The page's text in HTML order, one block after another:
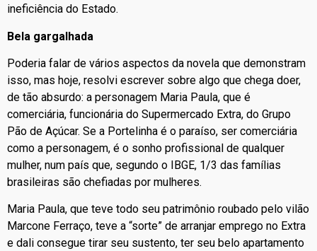
ineficiência do Estado.
Bela gargalhada
Poderia falar de vários aspectos da novela que demonstram
isso, mas hoje, resolvi escrever sobre algo que chega doer,
de tão absurdo: a personagem Maria Paula, que é
comerciária, funcionária do Supermercado Extra, do Grupo
Pão de Açúcar. Se a Portelinha é o paraíso, ser comerciária
como a personagem, é o sonho profissional de qualquer
mulher, num país que, segundo o IBGE, 1/3 das famílias
brasileiras são chefiadas por mulheres.
Maria Paula, que teve todo seu patrimônio roubado pelo vilão
Marcone Ferraço, teve a “sorte” de arranjar emprego no Extra
e dali consegue tirar seu sustento, ter seu belo apartamento